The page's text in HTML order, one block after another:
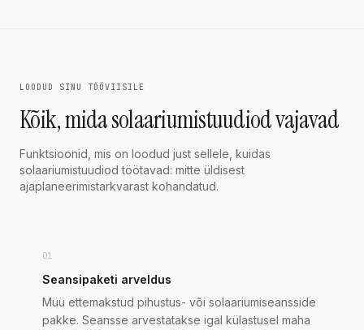
LOODUD SINU TÖÖVIISILE
Kõik, mida solaariumistuudiod vajavad
Funktsioonid, mis on loodud just sellele, kuidas
solaariumistuudiod töötavad: mitte üldisest
ajaplaneerimistarkvarast kohandatud.
01
Seansipaketi arveldus
Müü ettemakstud pihustus- või solaariumiseansside
pakke. Seansse arvestatakse igal külastusel maha